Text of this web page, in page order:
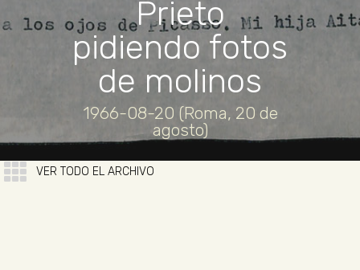
Prieto
pidiendo fotos
de molinos
1966-08-20 (Roma, 20 de
agosto)
VER TODO EL ARCHIVO